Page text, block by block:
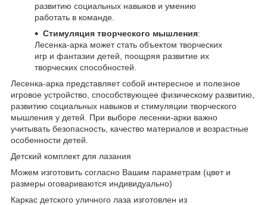
развитию социальных навыков и умению
работать в команде.
Стимуляция творческого мышления:
Лесенка-арка может стать объектом творческих
игр и фантазии детей, поощряя развитие их
творческих способностей.
Лесенка-арка представляет собой интересное и полезное
игровое устройство, способствующее физическому развитию,
развитию социальных навыков и стимуляции творческого
мышления у детей. При выборе лесенки-арки важно
учитывать безопасность, качество материалов и возрастные
особенности детей.
Детский комплект для лазания
Можем изготовить согласно Вашим параметрам (цвет и
размеры оговариваются индивидуально)
Каркас детского уличного лаза изготовлен из